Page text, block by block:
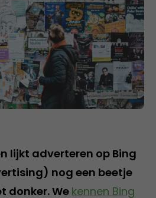
lijkt adverteren op Bing
nog een beetje
donker. We kennen Bing